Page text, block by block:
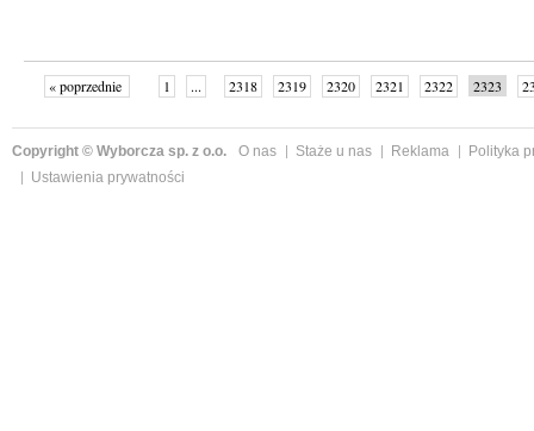
« poprzednie 1 ... 2318 2319 2320 2321 2322 2323
Copyright © Wyborcza sp. z o.o. O nas Staże u nas Reklama
Polityka
Ustawienia prywatności